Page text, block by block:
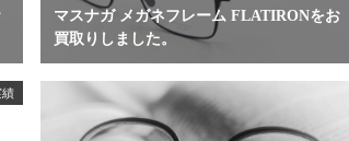
マスナガ メガネフレーム FLATIRONをお
買取りしました。
績